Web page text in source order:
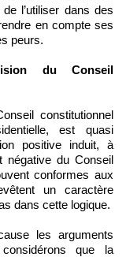
l’utiliser dans des
en compte ses
peurs.
du Conseil
constitutionnel
est quasi
positive induit, à
négative du Conseil
conformes aux
un caractère
dans cette logique.
les arguments
que la